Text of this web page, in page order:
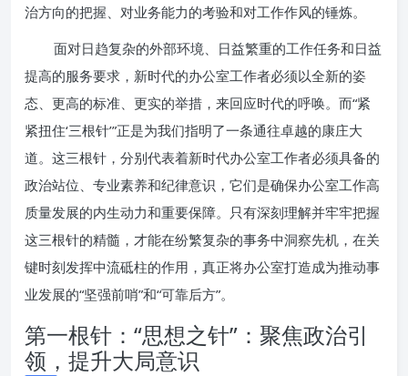
治方向的把握、对业务能力的考验和对工作作风的锤炼。
面对日趋复杂的外部环境、日益繁重的工作任务和日益
提高的服务要求，新时代的办公室工作者必须以全新的姿
态、更高的标准、更实的举措，来回应时代的呼唤。而“紧
紧扭住‘三根针’”正是为我们指明了一条通往卓越的康庄大
道。这三根针，分别代表着新时代办公室工作者必须具备的
政治站位、专业素养和纪律意识，它们是确保办公室工作高
质量发展的内生动力和重要保障。只有深刻理解并牢牢把握
这三根针的精髓，才能在纷繁复杂的事务中洞察先机，在关
键时刻发挥中流砥柱的作用，真正将办公室打造成为推动事
业发展的“坚强前哨”和“可靠后方”。
第一根针：“思想之针”：聚焦政治引
领，提升大局意识